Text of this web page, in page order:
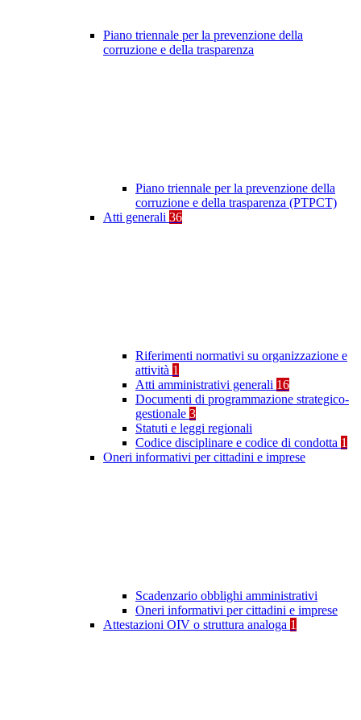
Piano triennale per la prevenzione della
corruzione e della trasparenza
Piano triennale per la prevenzione della
corruzione e della trasparenza (PTPCT)
Atti generali 36
Riferimenti normativi su organizzazione e
attività 1
Atti amministrativi generali 16
Documenti di programmazione strategico-
gestionale 3
Statuti e leggi regionali
Codice disciplinare e codice di condotta 1
Oneri informativi per cittadini e imprese
Scadenzario obblighi amministrativi
Oneri informativi per cittadini e imprese
Attestazioni OIV o struttura analoga 1